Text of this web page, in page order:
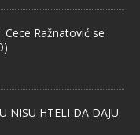
Cece Ražnatović se
NISU HTELI DA DAJU